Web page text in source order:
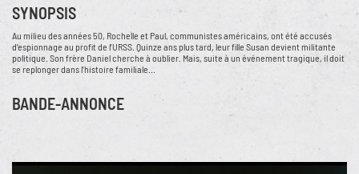
SYNOPSIS
Au milieu des années 50, Rochelle et Paul, communistes américains, ont été accusés
d’espionnage au profit de l’URSS. Quinze ans plus tard, leur fille Susan devient militante
politique. Son frère Daniel cherche à oublier. Mais, suite à un événement tragique, il doit
se replonger dans l’histoire familiale...
BANDE-ANNONCE